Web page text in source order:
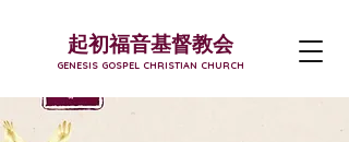
起初福音基督教会
GENESIS GOSPEL CHRISTIAN CHURCH